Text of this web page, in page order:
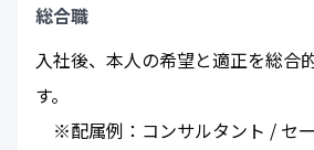
総合職
入社後、本人の希望と適正を総合
す。
※配属例：コンサルタント / セ